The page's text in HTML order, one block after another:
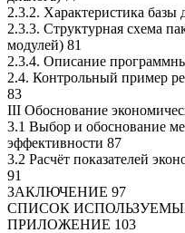
2.3.2. Характеристика базы
2.3.3. Структурная схема
модулей) 81
2.3.4. Описание
2.4. Контрольный пример
83
III Обоснование
3.1 Выбор и обоснование
эффективности 87
3.2 Расчёт показателей
91
ЗАКЛЮЧЕНИЕ 97
СПИСОК
ПРИЛОЖЕНИЕ 103